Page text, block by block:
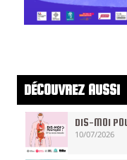
DÉCOUVREZ AUSSI
DIS-MOI
10/07/2026